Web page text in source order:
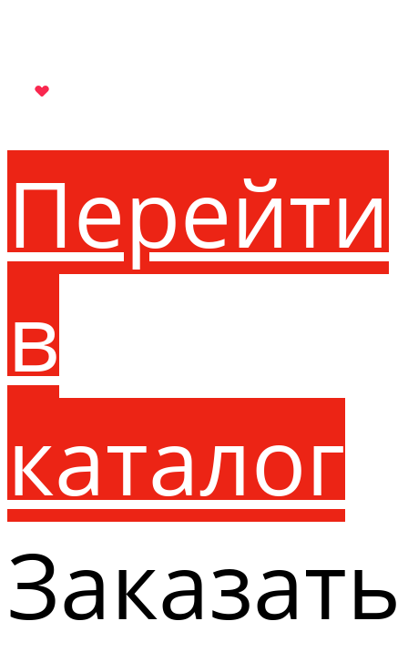
Перейти
в
каталог
Заказать